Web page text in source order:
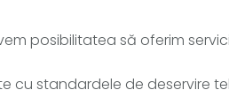
posibilitatea să oferim
cu standardele de deservire